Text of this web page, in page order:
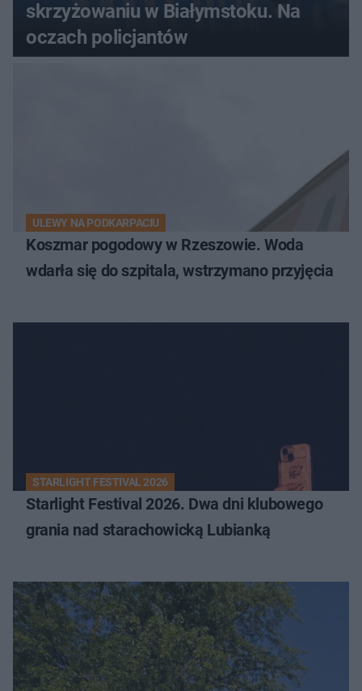
skrzyżowaniu w Białymstoku. Na
oczach policjantów
ULEWY NA PODKARPACIU
Koszmar pogodowy w Rzeszowie. Woda
wdarła się do szpitala, wstrzymano przyjęcia
STARLIGHT FESTIVAL 2026
Starlight Festival 2026. Dwa dni klubowego
grania nad starachowicką Lubianką